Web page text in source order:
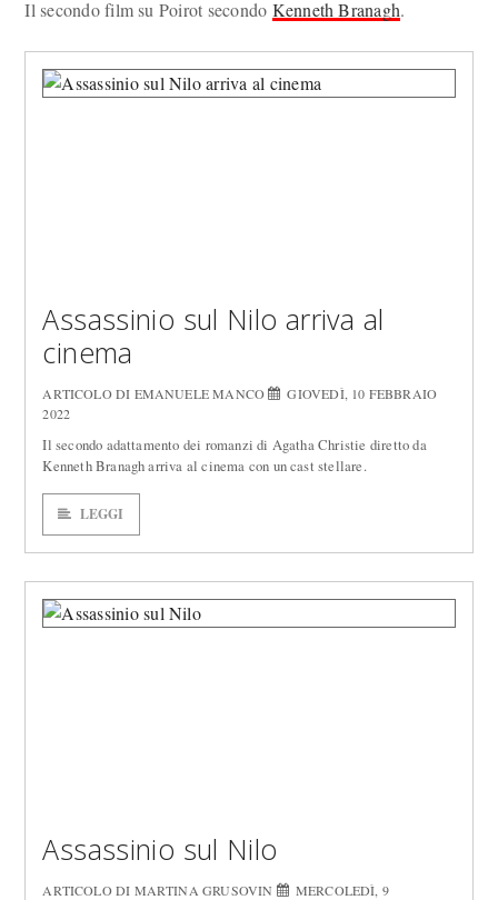
Il secondo film su Poirot secondo Kenneth Branagh.
Assassinio sul Nilo arriva al
cinema
ARTICOLO DI EMANUELE MANCO
GIOVEDÌ, 10 FEBBRAIO
2022
Il secondo adattamento dei romanzi di Agatha Christie diretto da
Kenneth Branagh arriva al cinema con un cast stellare.
LEGGI
Assassinio sul Nilo
ARTICOLO DI MARTINA GRUSOVIN
MERCOLEDÌ, 9